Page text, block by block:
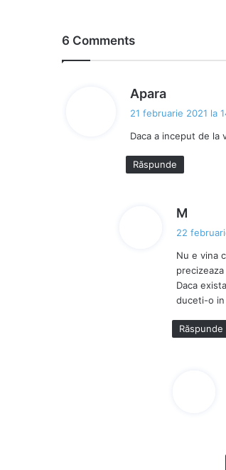
6 Comments
Apara
n
e
:
21 februarie 2021 la
Daca a inceput de la
Răspunde
M
p
n
e
:
22
Nu e vina
Daca
duceti-o
Răspunde